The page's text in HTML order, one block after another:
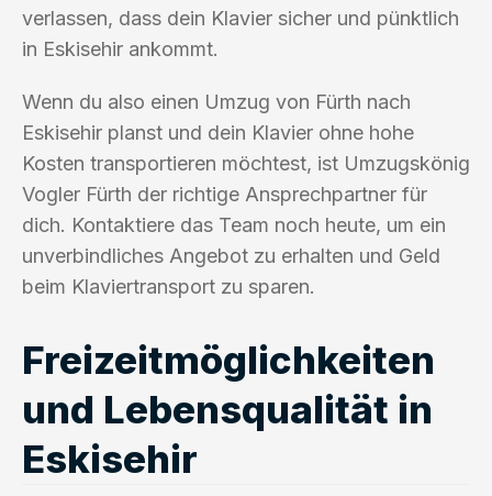
verlassen, dass dein Klavier sicher und pünktlich
in Eskisehir ankommt.
Wenn du also einen Umzug von Fürth nach
Eskisehir planst und dein Klavier ohne hohe
Kosten transportieren möchtest, ist Umzugskönig
Vogler Fürth der richtige Ansprechpartner für
dich. Kontaktiere das Team noch heute, um ein
unverbindliches Angebot zu erhalten und Geld
beim Klaviertransport zu sparen.
Freizeitmöglichkeiten
und Lebensqualität in
Eskisehir